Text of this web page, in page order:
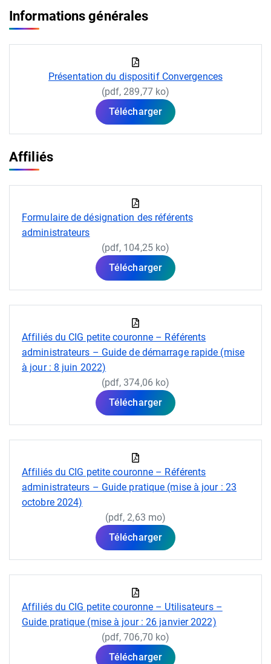
Informations générales
Présentation du dispositif Convergences
(pdf, 289,77 ko)
Télécharger
Affiliés
Formulaire de désignation des référents
administrateurs
(pdf, 104,25 ko)
Télécharger
Affiliés du CIG petite couronne – Référents
administrateurs – Guide de démarrage rapide (mise
à jour : 8 juin 2022)
(pdf, 374,06 ko)
Télécharger
Affiliés du CIG petite couronne – Référents
administrateurs – Guide pratique (mise à jour : 23
octobre 2024)
(pdf, 2,63 mo)
Télécharger
Affiliés du CIG petite couronne – Utilisateurs –
Guide pratique (mise à jour : 26 janvier 2022)
(pdf, 706,70 ko)
Télécharger